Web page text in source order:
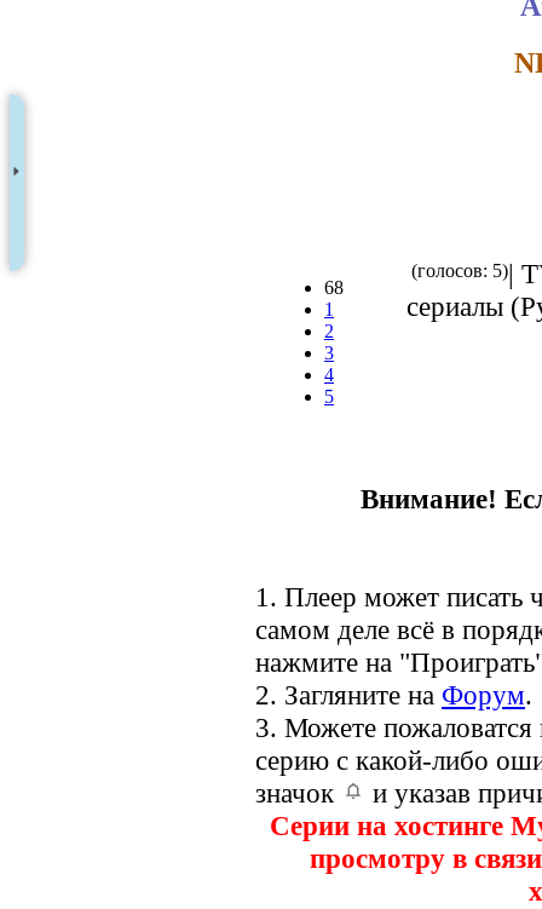
68
1
2
3
4
5
(голосов: 5)|
сериалы
Внимание!
1. Плеер может писать
самом деле всё в
нажмите на
2. Загляните на Форум.
3. Можете
серию с какой-либо
значок
и указав
Серии на хостинге
просмотру в